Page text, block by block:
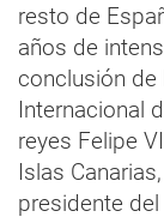
resto de
años de
conclusión de
Internacional
reyes Felipe
Islas
presidente